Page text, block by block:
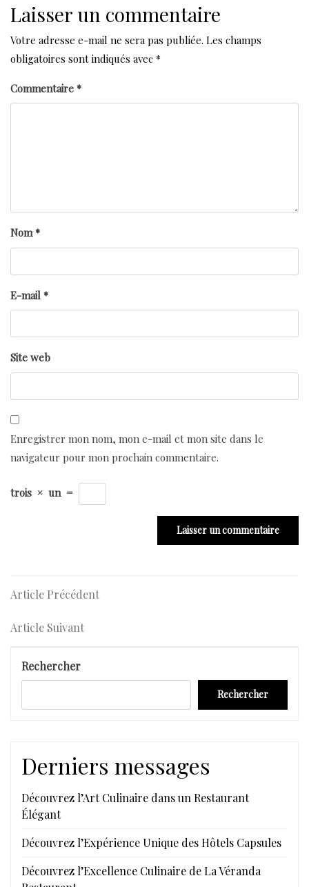
Laisser un commentaire
Votre adresse e-mail ne sera pas publiée. Les champs
obligatoires sont indiqués avec *
Commentaire *
Nom*
E-mail *
Site web
Enregistrer mon nom, mon e-mail et mon site dans le
navigateur pour mon prochain commentaire.
trois × un =
Navigation
de
Article
Article Précédent
Article
Article Suivant
Rechercher
Rechercher
Derniers messages
Découvrez l’Art Culinaire dans un Restaurant
Élégant
Découvrez l’Expérience Unique des Hôtels Capsules
Découvrez l’Excellence Culinaire de La Véranda